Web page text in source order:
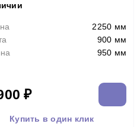
2250 мм
900 мм
950 мм
₽
Купить в один клик